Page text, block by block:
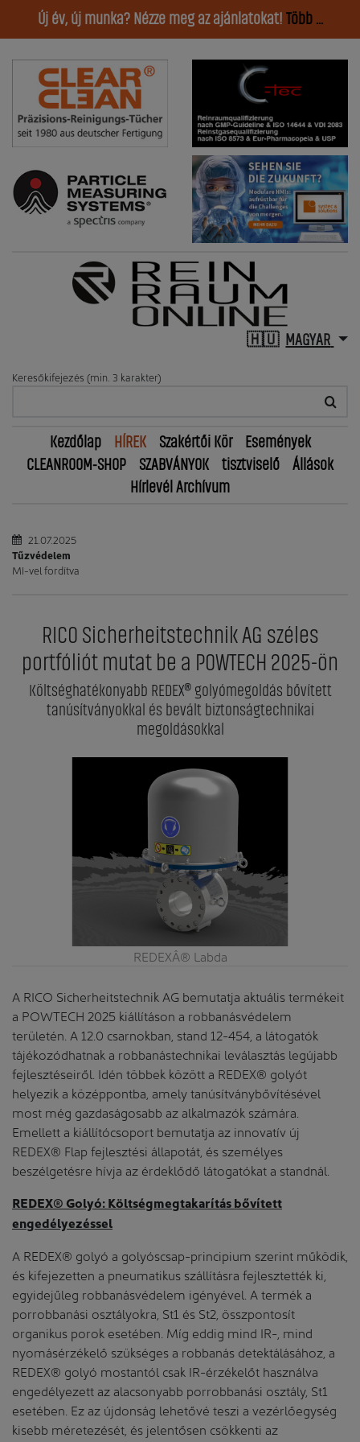
Új év, új munka? Nézze meg az ajánlatokat! Több ...
MAGYAR
Keresőkifejezés (min. 3 karakter)
Kezdőlap HÍREK Szakértői Kör
Események
CLEANROOM-SHOP
SZABVÁNYOK tisztviselő
Állások
Hírlevél Archívum
21.07.2025
Tűzvédelem
MI-vel fordítva
RICO Sicherheitstechnik AG széles
portfóliót mutat be a POWTECH 2025-ön
Költséghatékonyabb REDEX® golyómegoldás bővített
tanúsítványokkal és bevált biztonságtechnikai
megoldásokkal
REDEXÂ® Labda
A RICO Sicherheitstechnik AG bemutatja aktuális termékeit
a POWTECH 2025 kiállításon a robbanásvédelem
területén. A 12.0 csarnokban, stand 12-454, a látogatók
tájékozódhatnak a robbanástechnikai leválasztás legújabb
fejlesztéseiről. Idén többek között a REDEX® golyót
helyezik a középpontba, amely tanúsítványbővítésével
most még gazdaságosabb az alkalmazók számára.
Emellett a kiállítócsoport bemutatja az innovatív új
REDEX® Flap fejlesztési állapotát, és személyes
beszélgetésre hívja az érdeklődő látogatókat a standnál.
REDEX® Golyó: Költségmegtakarítás bővített
engedélyezéssel
A REDEX® golyó a golyóscsap-principium szerint működik,
és kifejezetten a pneumatikus szállításra fejlesztették ki,
egyidejűleg robbanásvédelem igényével. A termék a
porrobbanási osztályokra, St1 és St2, összpontosít
organikus porok esetében. Míg eddig mind IR-, mind
nyomásérzékelő szükséges a robbanás detektálásához, a
REDEX® golyó mostantól csak IR-érzékelőt használva
engedélyezett az alacsonyabb porrobbanási osztály, St1
esetében. Ez az újdonság lehetővé teszi a vezérlőegység
kisebb méretezését, és jelentősen csökkenti az